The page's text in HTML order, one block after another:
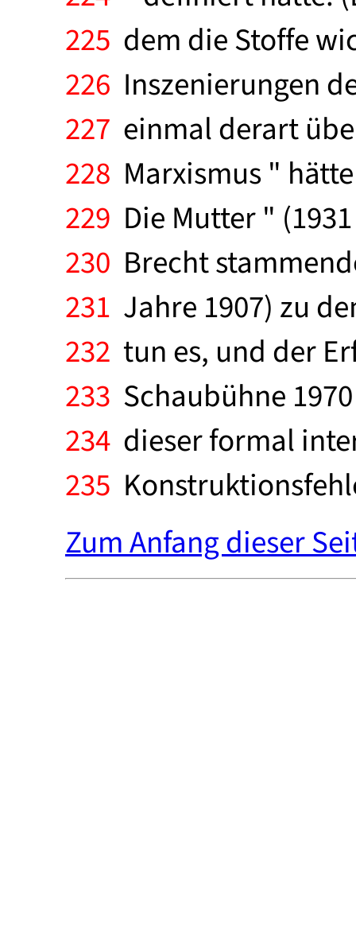
225 dem die Stoffe
226 Inszenierungen
227 einmal derart
228 Marxismus "
229 Die Mutter "
230 Brecht
231 Jahre 1907) zu
232 tun es, und der
233 Schaubühne
234 dieser formal
235
Zum Anfang dieser